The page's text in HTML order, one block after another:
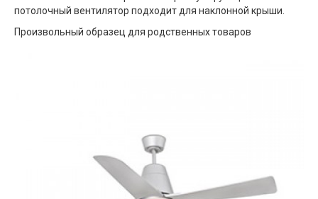
потолочный вентилятор подходит для наклонной крыши.
Произвольный образец для родственных товаров